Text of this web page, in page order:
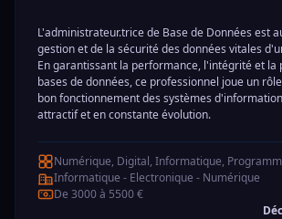
L'administrateur.trice de Base de Données est
gestion et de la sécurité des données vitales
En garantissant la performance, l'intégrité et la
bases de données, ce professionnel joue un
bon fonctionnement des systèmes
attractif et en constante évolution.
Numérique, Digital, Informatique,
Informatique - Electronique - Numérique
De 3000 à 5500 €